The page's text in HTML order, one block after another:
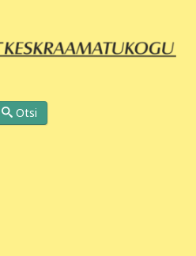
Otsi